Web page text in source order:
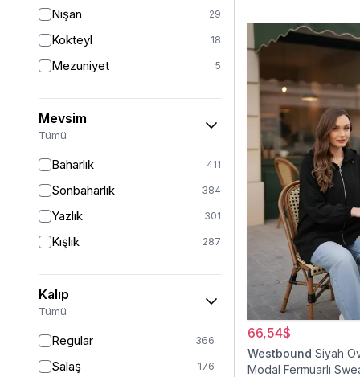
Nişan 29
Kokteyl 18
Mezuniyet 5
Mevsim
Tümü
Baharlık 411
Sonbaharlık 384
Yazlık 301
Kışlık 287
Kalıp
Tümü
Regular 366
Salaş 176
66,54$
Westbound Siyah
Modal Fermuarlı